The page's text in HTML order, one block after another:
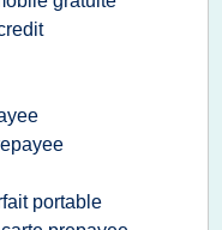
portable